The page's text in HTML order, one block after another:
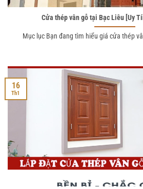
Cửa thép vân gỗ tại Bạc Liêu [Uy
Mục lục Bạn đang tìm hiểu giá cửa thép
16
Th1